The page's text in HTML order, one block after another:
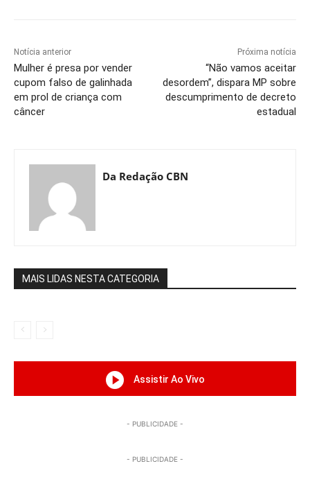
Notícia anterior
Mulher é presa por vender
cupom falso de galinhada
em prol de criança com
câncer
Próxima notícia
“Não vamos aceitar
desordem”, dispara MP sobre
descumprimento de decreto
estadual
Da Redação CBN
MAIS LIDAS NESTA CATEGORIA
Assistir Ao Vivo
- PUBLICIDADE -
- PUBLICIDADE -